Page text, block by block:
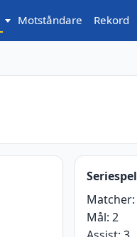
Motståndare Rekord
Seriespel
Matcher:
Mål: 2